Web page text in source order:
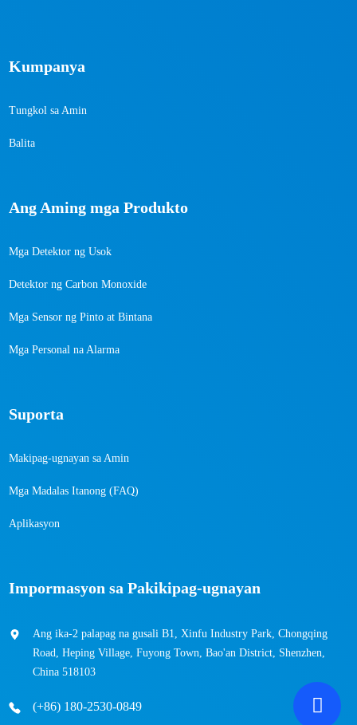
Kumpanya
Tungkol sa Amin
Balita
Ang Aming mga Produkto
Mga Detektor ng Usok
Detektor ng Carbon Monoxide
Mga Sensor ng Pinto at Bintana
Mga Personal na Alarma
Suporta
Makipag-ugnayan sa Amin
Mga Madalas Itanong (FAQ)
Aplikasyon
Impormasyon sa Pakikipag-ugnayan
Ang ika-2 palapag na gusali B1, Xinfu Industry Park, Chongqing
Road, Heping Village, Fuyong Town, Bao'an District, Shenzhen,
China 518103
(+86) 180-2530-0849